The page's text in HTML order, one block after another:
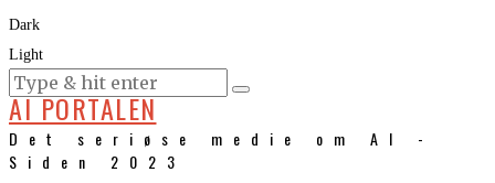
Dark
Light
KURSER
AI PORTALEN
Det seriøse medie om AI -
Siden 2023